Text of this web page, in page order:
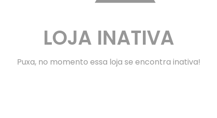
LOJA INATIVA
Puxa, no momento essa loja se encontra inativa!